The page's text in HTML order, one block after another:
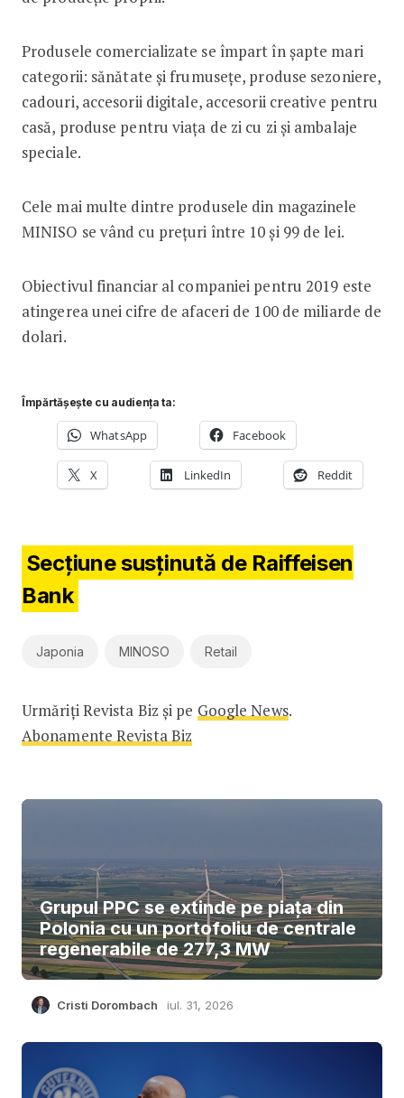
Produsele comercializate se împart în șapte mari
categorii: sănătate și frumusețe, produse sezoniere,
cadouri, accesorii digitale, accesorii creative pentru
casă, produse pentru viața de zi cu zi și ambalaje
speciale.
Cele mai multe dintre produsele din magazinele
MINISO se vând cu prețuri între 10 și 99 de lei.
Obiectivul financiar al companiei pentru 2019 este
atingerea unei cifre de afaceri de 100 de miliarde de
dolari.
Împărtășește cu audiența ta:
WhatsApp Facebook
X LinkedIn Reddit
Secțiune susținută de Raiffeisen
Bank
Japonia MINOSO Retail
Urmăriți Revista Biz și pe Google News.
Abonamente Revista Biz
Grupul PPC se extinde pe piața din
Polonia cu un portofoliu de centrale
regenerabile de 277,3 MW
Cristi Dorombach iul. 31, 2026